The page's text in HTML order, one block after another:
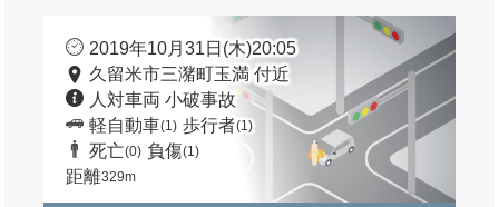
2019年10月31日(木)20:05
久留米市三潴町玉満 付近
人対車両 小破事故
軽自動車(1) 歩行者(1)
死亡(0) 負傷(1)
距離329m